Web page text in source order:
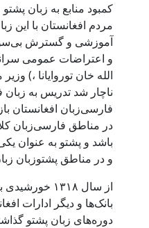
کمبود منابع به زبان
مردم افغانستان با این
آموزشی و گسترش
و اعتراضات عمومی
الله خان توروایانا ،)
ناچار شد تدریس به
فارسی‌زبان افغانستان
در مناطق فارسی‌زبان
باشد و پشتو به عنوان
و در مناطق پشتوزبان
از سال ۱۳۱۸
بانک‌ها و دیگر ادارات